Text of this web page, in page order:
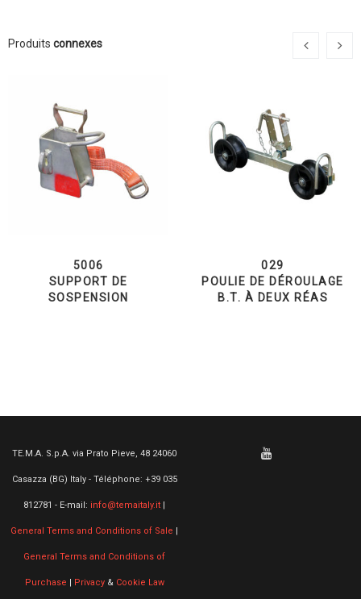
Produits connexes
5006
SUPPORT DE
SOSPENSION
029
POULIE DE DÉROULAGE
B.T. À DEUX RÉAS
TE.M.A. S.p.A. via Prato Pieve, 48 24060
Casazza (BG) Italy - Téléphone: +39 035
812781 - E-mail: info@temaitaly.it |
General Terms and Conditions of Sale |
General Terms and Conditions of
Purchase | Privacy& Cookie Law